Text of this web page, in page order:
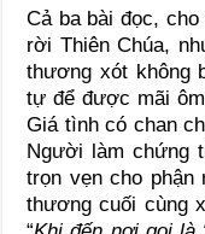
Cả ba bài đọc,
rời Thiên Chúa,
thương xót không
tự để được mãi
Giá tình có chan
Người làm chứng
trọn vẹn cho
thương cuối cùng